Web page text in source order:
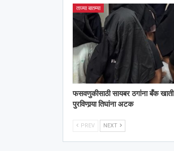
ताज्या बातम्या
फसवणुकीसाठी सायबर ठगांना बँक खाती
पुरविणार्‍या तिघांना अटक
PREV NEXT